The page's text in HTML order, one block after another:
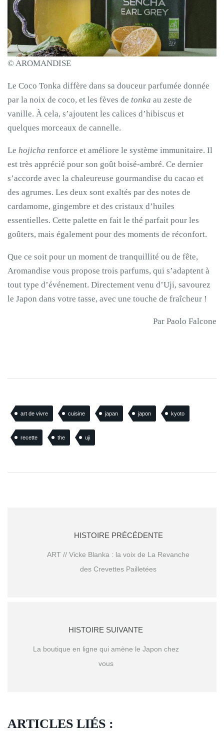
© AROMANDISE
Le Coco Tonka diffère dans sa douceur parfumée donnée
par la noix de coco, et les fèves de tonka au zeste de
vanille. À cela, s’ajoutent les calices d’hibiscus et
quelques morceaux de cannelle.
Le hojicha renforce et améliore le système immunitaire. Il
est très apprécié pour son goût boisé-ambré. Ce dernier
s’accorde avec la chaleureuse gourmandise du cacao et
des agrumes. Les deux sont exaltés par des notes de
cardamome, gingembre et des cristaux d’huiles
essentielles. Cette palette en fait le thé parfait pour les
goûters, mais également pour des moments de réconfort.
Que ce soit pour un moment de tranquillité ou de fête,
Aromandise vous propose trois parfums, qui s’adaptent à
tout type d’événement. Directement venu d’Uji, savourez
le Japon dans votre tasse, avec une touche de fraîcheur !
Par Paolo Falcone
art de vivre cuisine japan japon kyoto
recette the uji
HISTOIRE PRÉCÉDENTE
ART // Vicke Blanka : la voix de La Revanche
des Crevettes Pailletées
HISTOIRE SUIVANTE
La boutique en ligne qui amène le Japon chez
vous
ARTICLES LIÉS :